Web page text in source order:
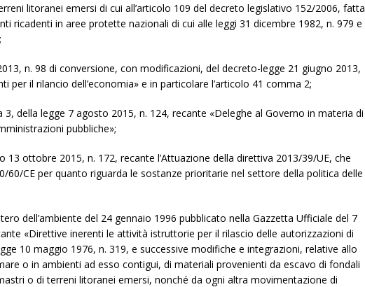
litoranei emersi di cui all’articolo 109 del decreto legislativo 152/2006, fatta
ricadenti in aree protette nazionali di cui alle leggi 31 dicembre 1982, n. 979 e
n. 98 di conversione, con modificazioni, del decreto-legge 21 giugno 2013,
per il rilancio dell’economia» e in particolare l’articolo 41 comma 2;
3, della legge 7 agosto 2015, n. 124, recante «Deleghe al Governo in materia di
pubbliche»;
13 ottobre 2015, n. 172, recante l’Attuazione della direttiva 2013/39/UE, che
60/CE per quanto riguarda le sostanze prioritarie nel settore della politica delle
dell’ambiente del 24 gennaio 1996 pubblicato nella Gazzetta Ufficiale del 7
«Direttive inerenti le attività istruttorie per il rilascio delle autorizzazioni di
10 maggio 1976, n. 319, e successive modifiche e integrazioni, relative allo
o in ambienti ad esso contigui, di materiali provenienti da escavo di fondali
o di terreni litoranei emersi, nonché da ogni altra movimentazione di